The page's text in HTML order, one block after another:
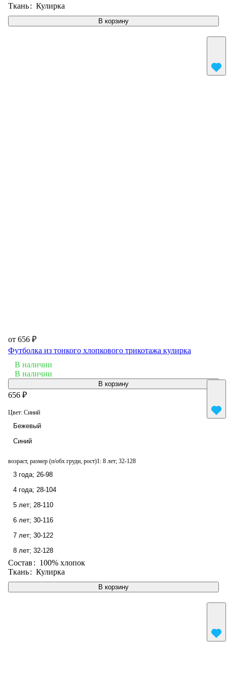
В корзину
Ткань: Кулирка
от 656 ₽
Футболка из тонкого хлопкового трикотажа кулирка
В наличии
В корзину
В наличии
В корзину
656 ₽
Цвет: Синий
Бежевый
Синий
возраст, размер (п/обх груди, рост)1: 8 лет; 32-128
3 года; 26-98
4 года; 28-104
5 лет; 28-110
6 лет; 30-116
7 лет; 30-122
8 лет; 32-128
Состав: 100% хлопок
Ткань: Кулирка